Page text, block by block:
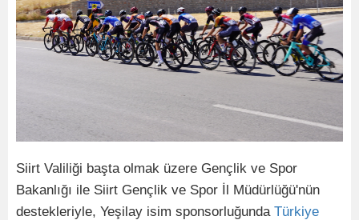
Siirt Valiliği başta olmak üzere Gençlik ve Spor
Bakanlığı ile Siirt Gençlik ve Spor İl Müdürlüğü'nün
destekleriyle, Yeşilay isim sponsorluğunda Türkiye